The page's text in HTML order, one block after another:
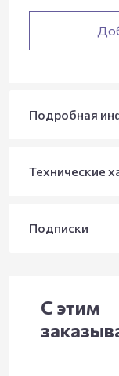
Подробная
Технические
Подписки
С этим